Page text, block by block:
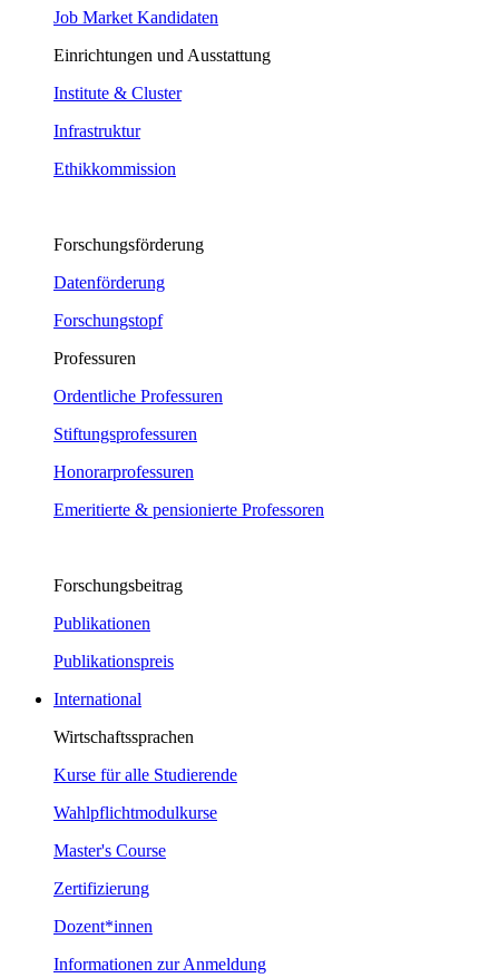
Job Market Kandidaten
Einrichtungen und Ausstattung
Institute & Cluster
Infrastruktur
Ethikkommission
Forschungsförderung
Datenförderung
Forschungstopf
Professuren
Ordentliche Professuren
Stiftungsprofessuren
Honorarprofessuren
Emeritierte & pensionierte Professoren
Forschungsbeitrag
Publikationen
Publikationspreis
International
Wirtschaftssprachen
Kurse für alle Studierende
Wahlpflichtmodulkurse
Master's Course
Zertifizierung
Dozent*innen
Informationen zur Anmeldung